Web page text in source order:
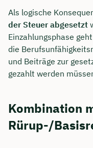
Als logische
der Steuer abgesetzt
Einzahlungsphase
die
und Beiträge zur
gezahlt werden
Kombination
Rürup-/